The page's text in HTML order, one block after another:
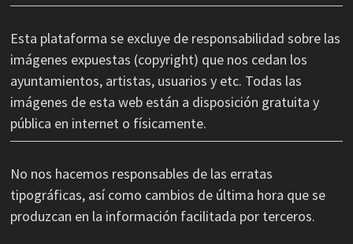
Esta plataforma se excluye de responsabilidad sobre las
imágenes expuestas (copyright) que nos cedan los
ayuntamientos, artistas, usuarios y etc. Todas las
imágenes de esta web están a disposición gratuita y
pública en internet o físicamente.
No nos hacemos responsables de las erratas
tipográficas, así como cambios de última hora que se
produzcan en la información facilitada por terceros.